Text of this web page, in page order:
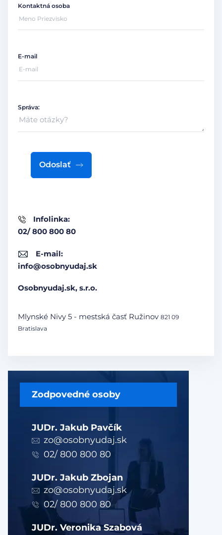
Zodpovedné osoby
JUDr. Jakub Pavčík
zo@osobnyudaj.sk
02/ 800 800 80
JUDr. Jakub Zbojan
zo@osobnyudaj.sk
02/ 800 800 80
JUDr. Veronika Szabová
Infolinka:
02/ 800 800 80
E-mail:
info@osobnyudaj.sk
Osobnyudaj.sk, s.r.o.
Mlynské Nivy 5 - mestská časť Ružinov 821 09
Bratislava
Kontaktná osoba
E-mail
Správa:
Odoslať